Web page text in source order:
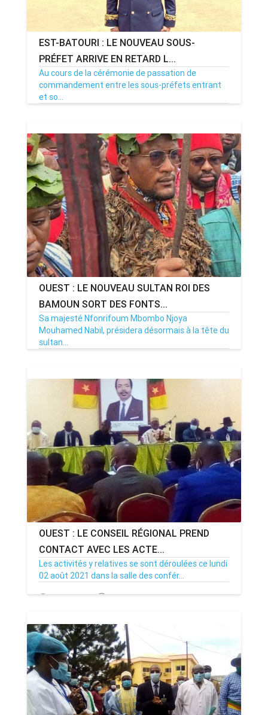
EST-BATOURI : LE NOUVEAU SOUS-
PRÉFET ARRIVE EN RETARD L...
Au cours de la cérémonie de passation de
commandement entre les sous-préfets entrant
et so...
OUEST : LE NOUVEAU SULTAN ROI DES
BAMOUN SORT DES FONTS...
Sa majesté Nfonrifoum Mbombo Njoya
Mouhamed Nabil, présidera désormais à la tête du
sultan...
OUEST : LE CONSEIL RÉGIONAL PREND
CONTACT AVEC LES ACTE...
Les activités y relatives se sont déroulées ce lundi
02 août 2021 dans la salle des confér...
02/08/21 Par MenouActu 24